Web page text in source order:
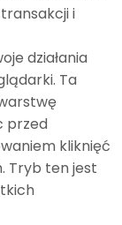
i
działania
Ta
przed
kliknięć
Tryb ten jest